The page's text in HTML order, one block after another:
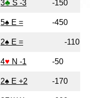
3♣ S -3 -150
5♠ E = -450
2♠ E = -110
4♥ N -1 -50
2♠ E +2 -170